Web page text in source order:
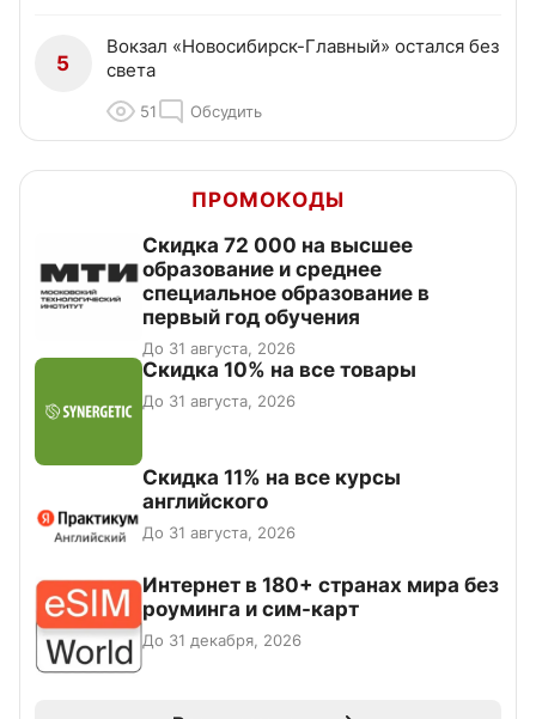
5
Вокзал «Новосибирск-Главный» остался без
света
51 Обсудить
ПРОМОКОДЫ
Скидка 72 000 на высшее
образование и среднее
специальное образование в
первый год обучения
До 31 августа, 2026
Скидка 10% на все товары
До 31 августа, 2026
Скидка 11% на все курсы
английского
До 31 августа, 2026
Интернет в 180+ странах мира без
роуминга и сим-карт
До 31 декабря, 2026